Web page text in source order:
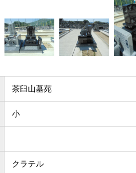
茶臼山墓苑
小
クラテル